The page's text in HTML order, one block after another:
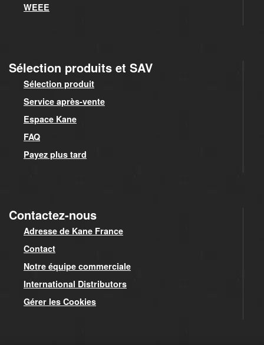
WEEE
Sélection produits et SAV
Sélection produit
Service après-vente
Espace Kane
FAQ
Payez plus tard
Contactez-nous
Adresse de Kane France
Contact
Notre équipe commerciale
International Distributors
Gérer les Cookies